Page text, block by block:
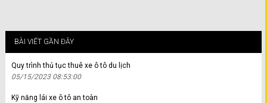
BÀI VIẾT GẦN ĐÂY
Quy trình thủ tục thuê xe ô tô du lịch
05/15/2023 08:53:00
Kỹ năng lái xe ô tô an toàn